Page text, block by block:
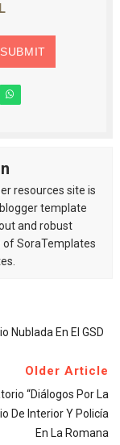
resources site is
template
and robust
of SoraTemplates
Nublada En El GSD
Older Article
“Diálogos Por La
De Interior Y Policía
En La Romana